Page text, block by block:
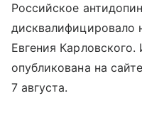
Российское
дисквалифицировало
Евгения
опубликована на
7 августа.